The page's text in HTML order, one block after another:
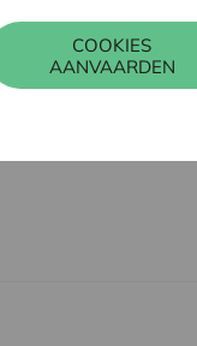
COOKIES
AANVAARDEN